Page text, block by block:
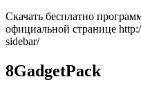
Скачать бесплатно
официальной странице
sidebar/
8GadgetPack